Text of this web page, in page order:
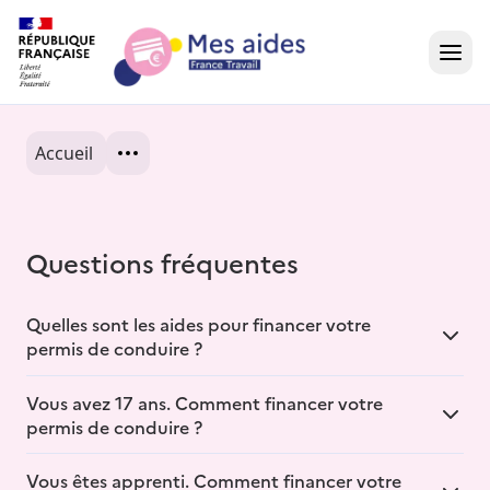
Dans votre région
Besoin d'aide ?
Accueil
Questions fréquentes
Quelles sont les aides pour financer votre
permis de conduire ?
Mes Aides affiche différentes aides financières pour
financer le permis de conduire B : aides de votre
commune, votre département, votre région ou
Vous avez 17 ans. Comment financer votre
permis de conduire ?
Vous êtes apprenti. Comment financer votre